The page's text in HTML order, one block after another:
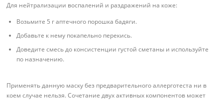
Для нейтрализации воспалений и раздражений на коже:
Возьмите 5 г аптечного порошка бадяги.
Добавьте к нему покапельно перекись.
Доведите смесь до консистенции густой сметаны и используйте
по назначению.
Применять данную маску без предварительного аллерготеста ни в
коем случае нельзя. Сочетание двух активных компонентов может